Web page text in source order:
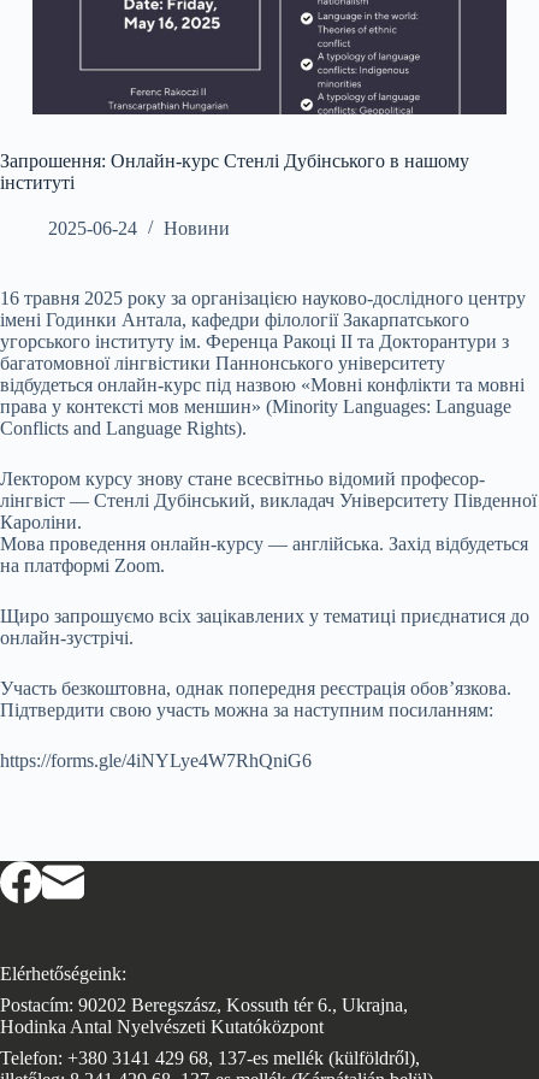
Запрошення: Онлайн-курс Стенлі Дубінського в нашому
інституті
2025-06-24 Новини
16 травня 2025 року за організацією науково-дослідного центру
імені Годинки Антала, кафедри філології Закарпатського
угорського інституту ім. Ференца Ракоці ІІ та Докторантури з
багатомовної лінгвістики Паннонського університету
відбудеться онлайн-курс під назвою «Мовні конфлікти та мовні
права у контексті мов меншин» (Minority Languages: Language
Conflicts and Language Rights).
Лектором курсу знову стане всесвітньо відомий професор-
лінгвіст — Стенлі Дубінський, викладач Університету Південної
Кароліни.
Мова проведення онлайн-курсу — англійська. Захід відбудеться
на платформі Zoom.
Щиро запрошуємо всіх зацікавлених у тематиці приєднатися до
онлайн-зустрічі.
Участь безкоштовна, однак попередня реєстрація обов’язкова.
Підтвердити свою участь можна за наступним посиланням:
https://forms.gle/4iNYLye4W7RhQniG6
Elérhetőségeink:
Postacím: 90202 Beregszász, Kossuth tér 6., Ukrajna,
Hodinka Antal Nyelvészeti Kutatóközpont
Telefon: +380 3141 429 68, 137-es mellék (külföldről),